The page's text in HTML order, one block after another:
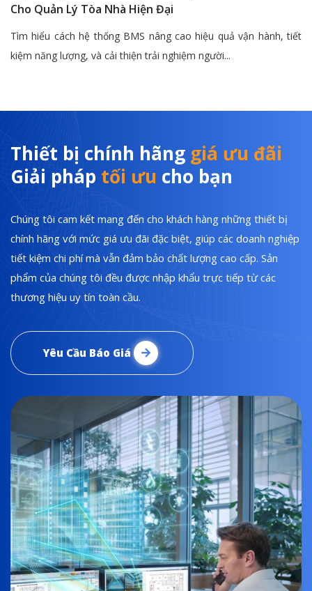
Cho Quản Lý Tòa Nhà Hiện Đại
Tìm hiểu cách hệ thống BMS nâng cao hiệu quả vận hành, tiết
kiệm năng lượng, và cải thiện trải nghiệm người...
Thiết bị chính hãng giá ưu đãi
Giải pháp tối ưu cho bạn
Chúng tôi cam kết mang đến cho khách hàng những thiết bị
chính hãng với mức giá ưu đãi đặc biệt, giúp các doanh nghiệp
tiết kiệm chi phí mà vẫn đảm bảo chất lượng cao cấp. Sản
phẩm của chúng tôi đều được nhập khẩu trực tiếp từ các
thương hiệu uy tín toàn cầu.
Yêu Cầu Báo Giá